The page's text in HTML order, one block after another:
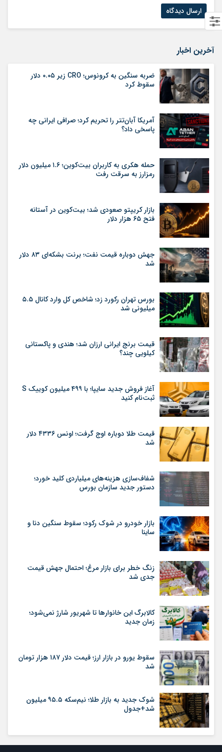
آخرین اخبار
ضربه سنگین به کرونوس؛ CRO زیر ۰.۰۵ دلار
سقوط کرد
آمریکا آبان‌تتر را تحریم کرد؛ صرافی ایرانی چه
پاسخی داد؟
حمله هکری به کاربران بیت‌کوین؛ ۱.۶ میلیون دلار
رمزارز به سرقت رفت
بازار کریپتو صعودی شد؛ بیت‌کوین در آستانه
فتح ۶۵ هزار دلار
جهش دوباره قیمت نفت؛ برنت بشکه‌ای ۸۳ دلار
شد
بورس تهران رکورد زد؛ شاخص کل وارد کانال ۵.۵
میلیونی شد
قیمت برنج ایرانی ارزان شد؛ هندی و پاکستانی
کیلویی چند؟
آغاز فروش جدید سایپا؛ با ۴۹۹ میلیون کوییک S
ثبت‌نام کنید
قیمت طلا دوباره اوج گرفت؛ اونس ۴۳۳۶ دلار
شد
شفاف‌سازی هزینه‌های میلیاردی کلید خورد؛
دستور جدید سازمان بورس
بازار خودرو در شوک رکود؛ سقوط سنگین دنا و
ساینا
زنگ خطر برای بازار مرغ؛ احتمال جهش قیمت
جدی شد
کالابرگ این خانوارها تا شهریور شارژ نمی‌شود؛
زمان جدید
سقوط یورو در بازار ارز؛ قیمت دلار ۱۸۷ هزار تومان
شد
شوک جدید به بازار طلا؛ نیم‌سکه ۹۵.۵ میلیون
شد+جدول